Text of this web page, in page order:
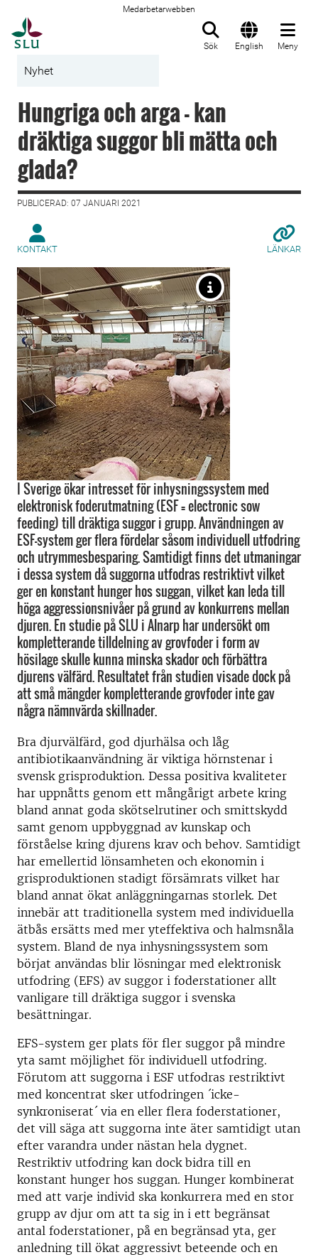
Medarbetarwebben
Sök English Meny
Nyhet
Hungriga och arga - kan
dräktiga suggor bli mätta och
glada?
PUBLICERAD: 07 JANUARI 2021
KONTAKT LÄNKAR
I Sverige ökar intresset för inhysningssystem med
elektronisk foderutmatning (ESF = electronic sow
feeding) till dräktiga suggor i grupp. Användningen av
ESF-system ger flera fördelar såsom individuell utfodring
och utrymmesbesparing. Samtidigt finns det utmaningar
i dessa system då suggorna utfodras restriktivt vilket
ger en konstant hunger hos suggan, vilket kan leda till
höga aggressionsnivåer på grund av konkurrens mellan
djuren. En studie på SLU i Alnarp har undersökt om
kompletterande tilldelning av grovfoder i form av
hösilage skulle kunna minska skador och förbättra
djurens välfärd. Resultatet från studien visade dock på
att små mängder kompletterande grovfoder inte gav
några nämnvärda skillnader.
Bra djurvälfärd, god djurhälsa och låg
antibiotikaanvändning är viktiga hörnstenar i
svensk grisproduktion. Dessa positiva kvaliteter
har uppnåtts genom ett mångårigt arbete kring
bland annat goda skötselrutiner och smittskydd
samt genom uppbyggnad av kunskap och
förståelse kring djurens krav och behov. Samtidigt
har emellertid lönsamheten och ekonomin i
grisproduktionen stadigt försämrats vilket har
bland annat ökat anläggningarnas storlek. Det
innebär att traditionella system med individuella
ätbås ersätts med mer yteffektiva och halmsnåla
system. Bland de nya inhysningssystem som
börjat användas blir lösningar med elektronisk
utfodring (EFS) av suggor i foderstationer allt
vanligare till dräktiga suggor i svenska
besättningar.
EFS-system ger plats för fler suggor på mindre
yta samt möjlighet för individuell utfodring.
Förutom att suggorna i ESF utfodras restriktivt
med koncentrat sker utfodringen ´icke-
synkroniserat´ via en eller flera foderstationer,
det vill säga att suggorna inte äter samtidigt utan
efter varandra under nästan hela dygnet.
Restriktiv utfodring kan dock bidra till en
konstant hunger hos suggan. Hunger kombinerat
med att varje individ ska konkurrera med en stor
grupp av djur om att ta sig in i ett begränsat
antal foderstationer, på en begränsad yta, ger
anledning till ökat aggressivt beteende och en